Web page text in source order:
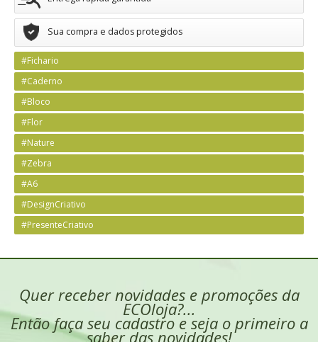
Sua compra e dados protegidos
#Fichario
#Caderno
#Bloco
#Flor
#Nature
#Zebra
#A6
#DesignCriativo
#PresenteCriativo
Quer receber novidades e promoções da
ECOloja?...
Então faça seu cadastro e seja o primeiro a
saber das novidades!